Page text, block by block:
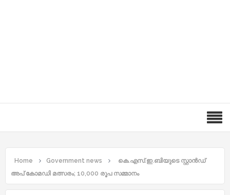
Home Government news
കെ.എസ്.ഇ.ബിയുടെ സ്റ്റാൻഡ്
അപ് കോമഡി മത്സരം; 10,000 രൂപ സമ്മാനം